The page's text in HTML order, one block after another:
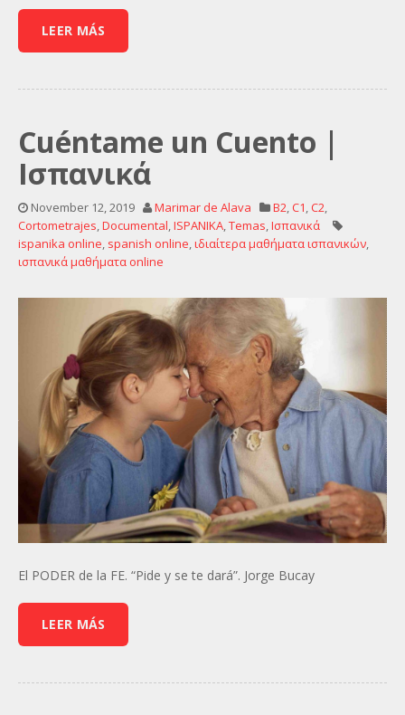
LEER MÁS
Cuéntame un Cuento |
Ισπανικά
November 12, 2019 Marimar de Alava B2, C1, C2,
Cortometrajes,Documental,ISPANIKA,Temas,Ισπανικά
ispanika online, spanish online,ιδιαίτερα μαθήματα ισπανικών,
ισπανικά μαθήματα online
El PODER de la FE. “Pide y se te dará”. Jorge Bucay
LEER MÁS